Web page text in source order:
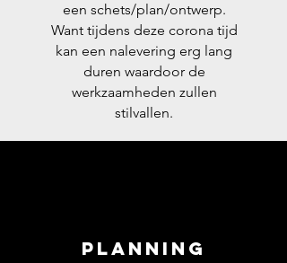
een schets/plan/ontwerp.
Want tijdens deze corona tijd
kan een nalevering erg lang
duren waardoor de
werkzaamheden zullen
stilvallen.
Planning